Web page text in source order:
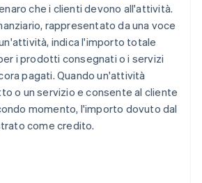
che i clienti devono all'attività.
rappresentato da una voce
indica l'importo totale
i prodotti consegnati o i servizi
pagati. Quando un'attività
o un servizio e consente al cliente
momento, l'importo dovuto dal
come credito.